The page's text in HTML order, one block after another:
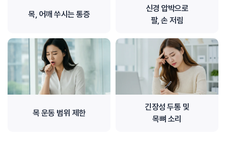
목, 어깨 쑤시는 통증
신경 압박으로
팔, 손 저림
목 운동 범위 제한
긴장성 두통 및
목뼈 소리